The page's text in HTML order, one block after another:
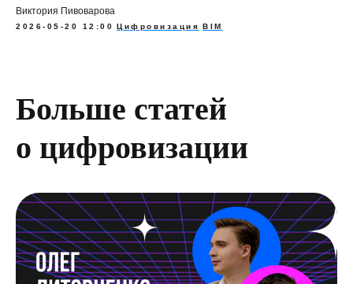
Виктория Пивоварова
2026-05-20 12:00 Цифровизация BIM
Больше статей
о цифровизации
Подпишитесь